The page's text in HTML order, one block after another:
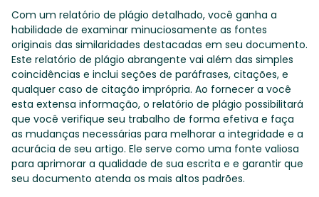
Com um relatório de plágio detalhado, você ganha a
habilidade de examinar minuciosamente as fontes
originais das similaridades destacadas em seu documento.
Este relatório de plágio abrangente vai além das simples
coincidências e inclui seções de paráfrases, citações, e
qualquer caso de citação imprópria. Ao fornecer a você
esta extensa informação, o relatório de plágio possibilitará
que você verifique seu trabalho de forma efetiva e faça
as mudanças necessárias para melhorar a integridade e a
acurácia de seu artigo. Ele serve como uma fonte valiosa
para aprimorar a qualidade de sua escrita e e garantir que
seu documento atenda os mais altos padrões.